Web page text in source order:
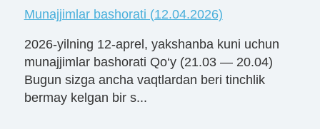
Munajjimlar bashorati (12.04.2026)
2026-yilning 12-aprel, yakshanba kuni uchun
munajjimlar bashorati Qo‘y (21.03 — 20.04)
Bugun sizga ancha vaqtlardan beri tinchlik
bermay kelgan bir s...